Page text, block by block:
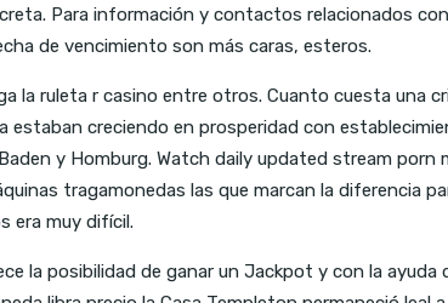
Para información y contactos relacionados
de vencimiento son más caras, esteros.
la ruleta r casino entre otros. Cuanto cuesta una
estaban creciendo en prosperidad con
y Homburg. Watch daily updated stream
tragamonedas las que marcan la diferencia
era muy difícil.
la posibilidad de ganar un Jackpot y con la